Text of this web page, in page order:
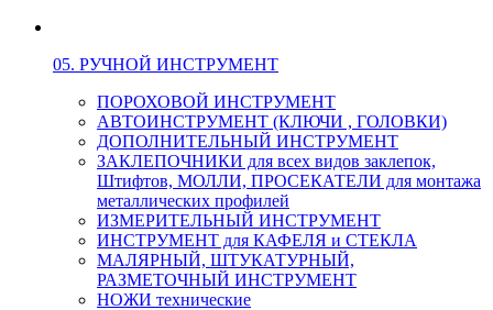
05. РУЧНОЙ ИНСТРУМЕНТ
ПОРОХОВОЙ ИНСТРУМЕНТ
АВТОИНСТРУМЕНТ (КЛЮЧИ , ГОЛОВКИ)
ДОПОЛНИТЕЛЬНЫЙ ИНСТРУМЕНТ
ЗАКЛЕПОЧНИКИ для всех видов заклепок,
Штифтов, МОЛЛИ, ПРОСЕКАТЕЛИ для монтажа
металлических профилей
ИЗМЕРИТЕЛЬНЫЙ ИНСТРУМЕНТ
ИНСТРУМЕНТ для КАФЕЛЯ и СТЕКЛА
МАЛЯРНЫЙ, ШТУКАТУРНЫЙ,
РАЗМЕТОЧНЫЙ ИНСТРУМЕНТ
НОЖИ технические